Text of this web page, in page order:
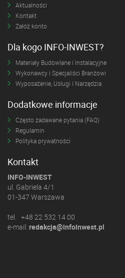
Aktualności
Kontakt
Załóż konto
Dla kogo INFO-INWEST?
Materiały Budowlane i Instalacyjne
Wykonawcy i Specjaliści Branżowi
Wyposażenie, Usługi i Narzędzia
Dodatkowe informacje
Często zadawane pytania (FAQ)
Regulamin
Polityka prywatności
Kontakt
INFO-INWEST
ul. Gabriela 4/1
01-347 Warszawa
tel. +48 22 532 14 00
e-mail: redakcja@infoinwest.pl